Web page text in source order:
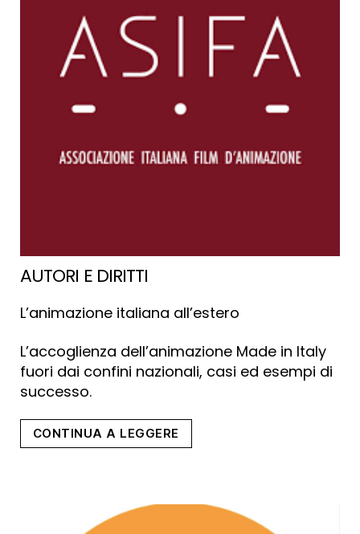
AUTORI E DIRITTI
L’animazione italiana all’estero
L’accoglienza dell’animazione Made in Italy
fuori dai confini nazionali, casi ed esempi di
successo.
CONTINUA A LEGGERE